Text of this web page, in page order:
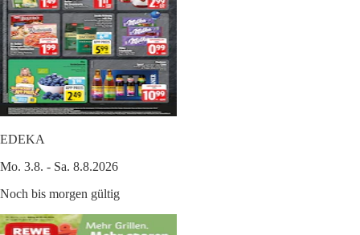
EDEKA
Mo. 3.8. - Sa. 8.8.2026
Noch bis morgen gültig